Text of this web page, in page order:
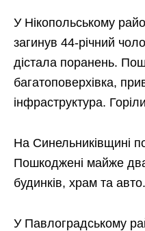
У Нікопольському
загинув 44-річний
дістала поранень.
багатоповерхівка,
інфраструктура.
На Синельниківщині
Пошкоджені майже
будинків, храм та авто.
У Павлоградському